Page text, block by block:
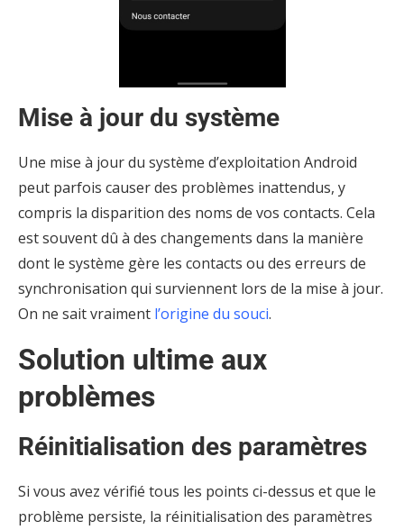
Mise à jour du système
Une mise à jour du système d’exploitation Android
peut parfois causer des problèmes inattendus, y
compris la disparition des noms de vos contacts. Cela
est souvent dû à des changements dans la manière
dont le système gère les contacts ou des erreurs de
synchronisation qui surviennent lors de la mise à jour.
On ne sait vraiment l’origine du souci.
Solution ultime aux
problèmes
Réinitialisation des paramètres
Si vous avez vérifié tous les points ci-dessus et que le
problème persiste, la réinitialisation des paramètres